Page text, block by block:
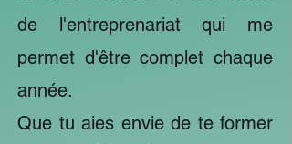
de l'entreprenariat qui me
permet d'être complet chaque
année.
Que tu aies envie de te former